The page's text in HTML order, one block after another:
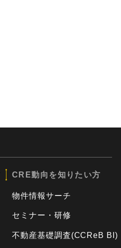
CRE動向を知りたい方
物件情報サーチ
セミナー・研修
不動産基礎調査(CCReB BI)